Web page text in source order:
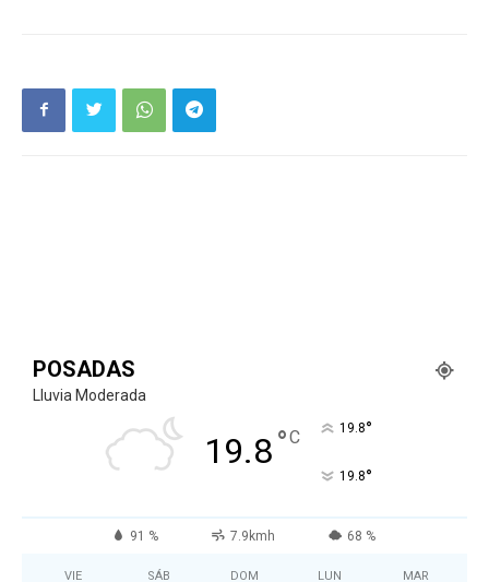
POSADAS
Lluvia Moderada
19.8°C 19.8°
19.8°
91 % 7.9kmh 68 %
VIE SÁB DOM LUN MAR